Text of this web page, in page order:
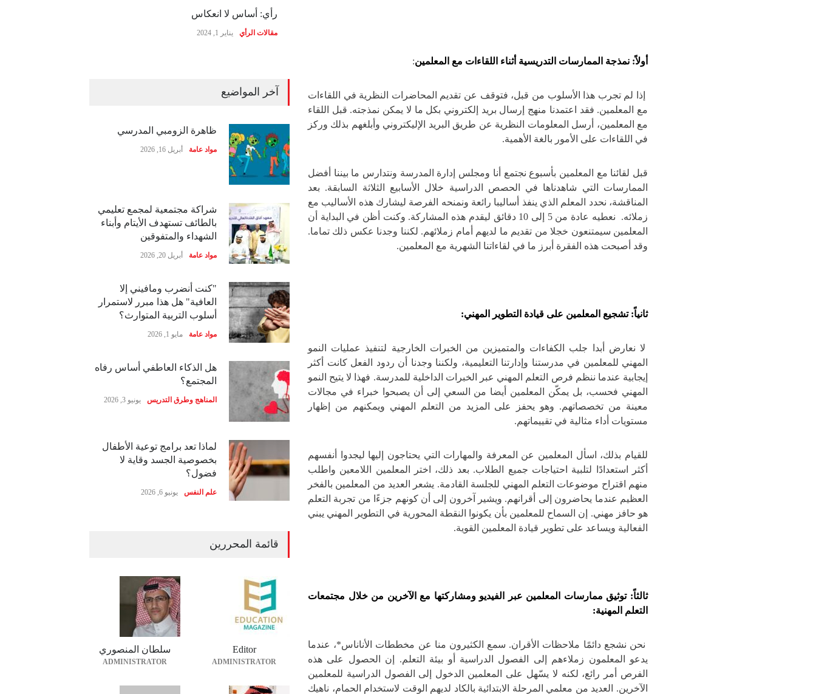
أولاً: نمذجة الممارسات التدريسية أثناء اللقاءات مع المعلمين:
إذا لم تجرب هذا الأسلوب من قبل، فتوقف عن تقديم المحاضرات النظرية في اللقاءات
مع المعلمين. فقد اعتمدنا منهج إرسال بريد إلكتروني بكل ما لا يمكن نمذجته. قبل اللقاء
مع المعلمين، أرسل المعلومات النظرية عن طريق البريد الإليكتروني وأبلغهم بذلك وركز
في اللقاءات على الأمور بالغة الأهمية.
قبل لقائنا مع المعلمين بأسبوع نجتمع أنا ومجلس إدارة المدرسة ونتدارس ما بيننا أفضل
الممارسات التي شاهدناها في الحصص الدراسية خلال الأسابيع الثلاثة السابقة. بعد
المناقشة، نحدد المعلم الذي ينفذ أساليبا رائعة ونمنحه الفرصة ليشارك هذه الأساليب مع
زملائه. نعطيه عادة من 5 إلى 10 دقائق ليقدم هذه المشاركة. وكنت أظن في البداية أن
المعلمين سيمتنعون خجلا من تقديم ما لديهم أمام زملائهم. لكننا وجدنا عكس ذلك تماما.
وقد أصبحت هذه الفقرة أبرز ما في لقاءاتنا الشهرية مع المعلمين.
ثانياً: تشجيع المعلمين على قيادة التطوير المهني:
لا نعارض أبدا جلب الكفاءات والمتميزين من الخبرات الخارجية لتنفيذ عمليات النمو
المهني للمعلمين في مدرستنا وإدارتنا التعليمية، ولكننا وجدنا أن ردود الفعل كانت أكثر
إيجابية عندما ننظم فرص التعلم المهني عبر الخبرات الداخلية للمدرسة. فهذا لا يتيح النمو
المهني فحسب، بل يمكّن المعلمين أيضا من السعي إلى أن يصبحوا خبراء في مجالات
معينة من تخصصاتهم. وهو يحفز على المزيد من التعلم المهني ويمكنهم من إظهار
مستويات أداء مثالية في تقييماتهم.
للقيام بذلك، اسأل المعلمين عن المعرفة والمهارات التي يحتاجون إليها ليجدوا أنفسهم
أكثر استعدادًا لتلبية احتياجات جميع الطلاب. بعد ذلك، اختر المعلمين اللامعين واطلب
منهم اقتراح موضوعات التعلم المهني للجلسة القادمة. يشعر العديد من المعلمين بالفخر
العظيم عندما يحاضرون إلى أقرانهم. ويشير آخرون إلى أن كونهم جزءًا من تجربة التعلم
هو حافز مهني. إن السماح للمعلمين بأن يكونوا النقطة المحورية في التطوير المهني يبني
الفعالية ويساعد على تطوير قيادة المعلمين القوية.
ثالثاً: توثيق ممارسات المعلمين عبر الفيديو ومشاركتها مع الآخرين من خلال مجتمعات
التعلم المهنية:
نحن نشجع دائمًا ملاحظات الأقران. سمع الكثيرون منا عن مخططات الأناناس*، عندما
يدعو المعلمون زملاءهم إلى الفصول الدراسية أو بيئة التعلم. إن الحصول على هذه
الفرص أمر رائع، لكنه لا يسّهل على المعلمين الدخول إلى الفصول الدراسية للمعلمين
الآخرين. العديد من معلمي المرحلة الابتدائية بالكاد لديهم الوقت لاستخدام الحمام، ناهيك
رأي: أساس لا انعكاس
مقالات الرأي يناير 1, 2024
آخر المواضيع
ظاهرة الزومبي المدرسي
مواد عامة أبريل 16, 2026
شراكة مجتمعية لمجمع تعليمي
بالطائف تستهدف الأيتام وأبناء
الشهداء والمتفوقين
مواد عامة أبريل 20, 2026
"كنت أنضرب ومافيني إلا
العافية" هل هذا مبرر لاستمرار
أسلوب التربية المتوارث؟
مواد عامة مايو 1, 2026
هل الذكاء العاطفي أساس رفاه
المجتمع؟
المناهج وطرق التدريس يونيو 3, 2026
لماذا تعد برامج توعية الأطفال
بخصوصية الجسد وقاية لا
فضول؟
علم النفس يونيو 6, 2026
قائمة المحررين
Editor
ADMINISTRATOR
سلطان المنصوري
ADMINISTRATOR